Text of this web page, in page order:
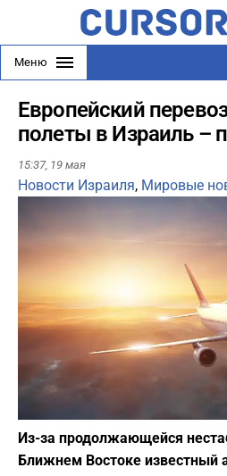
Меню
Европейский
полеты в Израиль –
15:37, 19 мая
Новости Израиля, Мировые
Из-за продолжающейся
Ближнем Востоке известный